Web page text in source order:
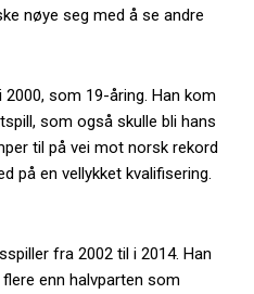
nøye seg med å se andre
som 19-åring. Han kom
som også skulle bli hans
til på vei mot norsk rekord
på en vellykket kvalifisering.
fra 2002 til i 2014. Han
enn halvparten som